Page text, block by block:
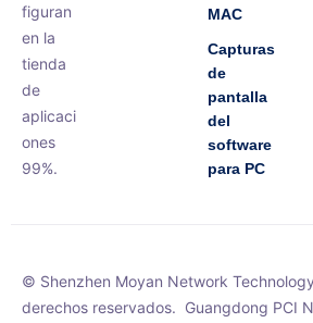
figuran
en la
tienda
de
aplicaci
ones
99%.
MAC
Capturas
de
pantalla
del
software
para PC
© Shenzhen Moyan Network
derechos reservados. Guangdong PCI